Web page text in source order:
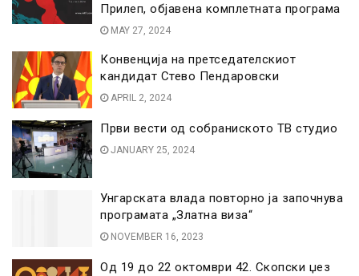
Прилеп, објавена комплетната програма
MAY 27, 2024
Конвенција на претседателскиот
кандидат Стево Пендаровски
APRIL 2, 2024
Први вести од собраниското ТВ студио
JANUARY 25, 2024
Унгарската влада повторно ја започнува
програмата „Златна виза“
NOVEMBER 16, 2023
Од 19 до 22 октомври 42. Скопски џез